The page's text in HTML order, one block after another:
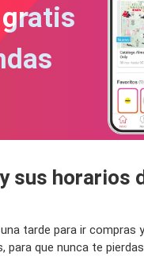
sus horarios
tarde para ir
que nunca te